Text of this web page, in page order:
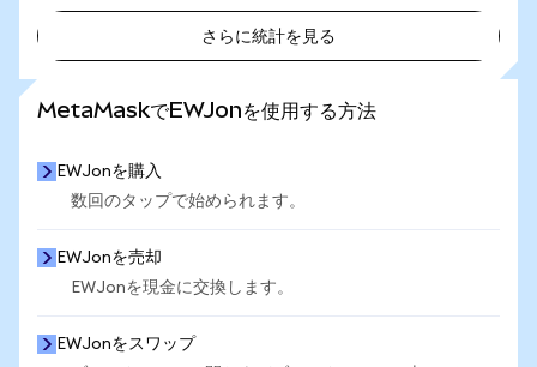
さらに統計を見る
MetaMaskでEWJonを使用する方法
EWJonを購入
数回のタップで始められます。
EWJonを売却
EWJonを現金に交換します。
EWJonをスワップ